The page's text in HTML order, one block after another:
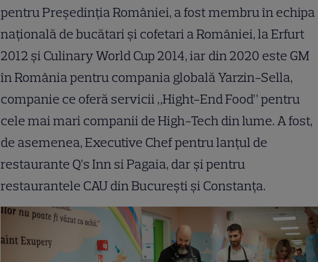
pentru Președinția României, a fost membru în echipa
națională de bucătari și cofetari a României, la Erfurt
2012 și Culinary World Cup 2014, iar din 2020 este GM
în România pentru compania globală Yarzin-Sella,
companie ce oferă servicii „Hight-End Food” pentru
cele mai mari companii de High-Tech din lume. A fost,
de asemenea, Executive Chef pentru lanțul de
restaurante Q’s Inn si Pagaia, dar și pentru
restaurantele CAU din București și Constanța.